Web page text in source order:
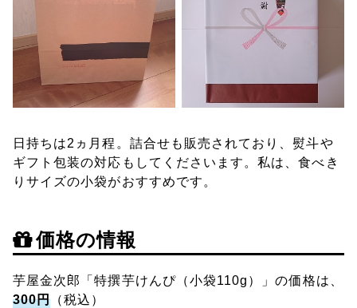
日持ちは2ヵ月程。詰合せも販売されており、熨斗や
ギフト包装の対応もしてくださいます。私は、食べき
りサイズの小袋がおすすめです。
価格の情報
芋屋金次郎「特撰芋けんぴ（小袋110g）」の価格は、
300円 （税込）